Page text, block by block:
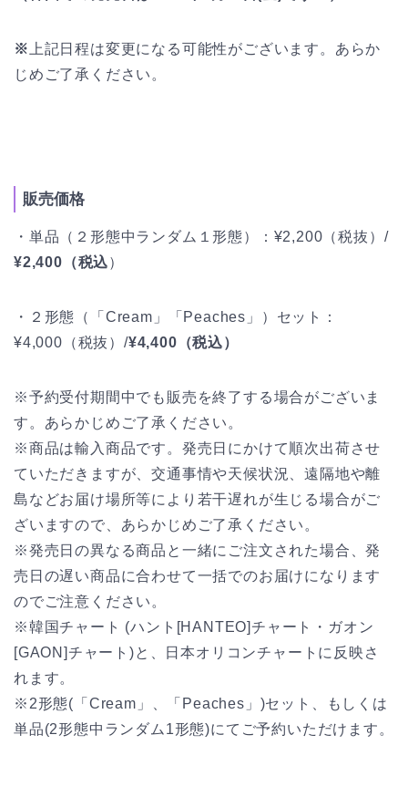
※ 上記日程は変更になる可能性がございます。あらか
じめご了承ください。
販売価格
・単品（２形態中ランダム１形態）：¥2,200（税抜）/
¥2,400（税込）
・２形態（「Cream」「Peaches」）セット：
¥4,000（税抜）/¥4,400（税込）
※予約受付期間中でも販売を終了する場合がございま
す。あらかじめご了承ください。
※商品は輸入商品です。発売日にかけて順次出荷させ
ていただきますが、交通事情や天候状況、遠隔地や離
島などお届け場所等により若干遅れが生じる場合がご
ざいますので、あらかじめご了承ください。
※発売日の異なる商品と一緒にご注文された場合、発
売日の遅い商品に合わせて一括でのお届けになります
のでご注意ください。
※韓国チャート (ハント[HANTEO]チャート・ガオン
[GAON]チャート)と、日本オリコンチャートに反映さ
れます。
※2形態(「Cream」、「Peaches」)セット、もしくは
単品(2形態中ランダム1形態)にてご予約いただけます。